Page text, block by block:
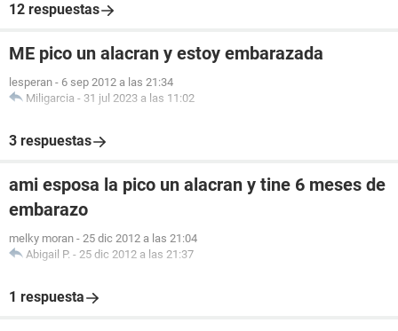
12 respuestas
ME pico un alacran y estoy embarazada
lesperan - 6 sep 2012 a las 21:34
Miligarcia - 31 jul 2023 a las 11:02
3 respuestas
ami esposa la pico un alacran y tine 6 meses de
embarazo
melky moran - 25 dic 2012 a las 21:04
Abigail P. - 25 dic 2012 a las 21:37
1 respuesta